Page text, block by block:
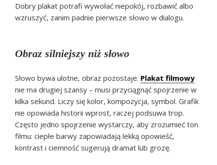
Dobry plakat potrafi wywołać niepokój, rozbawić albo
wzruszyć, zanim padnie pierwsze słowo w dialogu.
Obraz silniejszy niż słowo
Słowo bywa ulotne, obraz pozostaje. Plakat filmowy
nie ma drugiej szansy – musi przyciągnąć spojrzenie w
kilka sekund. Liczy się kolor, kompozycja, symbol. Grafik
nie opowiada historii wprost, raczej podsuwa trop.
Często jedno spojrzenie wystarczy, aby zrozumieć ton
filmu: ciepłe barwy zapowiadają lekką opowieść,
kontrast i ciemność sugerują dramat lub grozę.